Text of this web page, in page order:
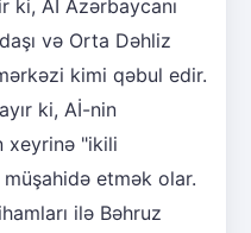
ki, Aİ Azərbaycanı
və Orta Dəhliz
kimi qəbul edir.
ki, Aİ-nin
xeyrinə "ikili
etmək olar.
ilə Bəhruz